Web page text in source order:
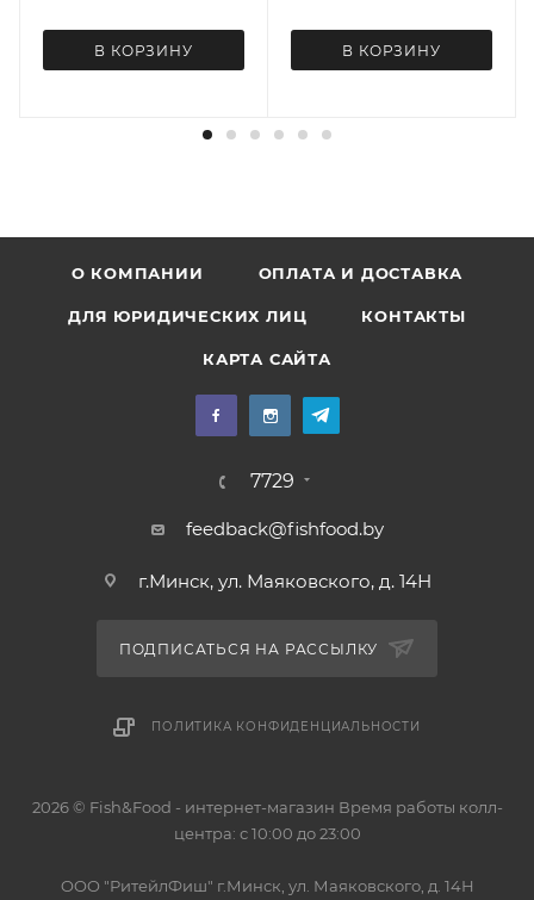
В КОРЗИНУ В КОРЗИНУ
О КОМПАНИИ ОПЛАТА И ДОСТАВКА
ДЛЯ ЮРИДИЧЕСКИХ ЛИЦ КОНТАКТЫ
КАРТА САЙТА
7729
feedback@fishfood.by
г.Минск, ул. Маяковского, д. 14Н
ПОДПИСАТЬСЯ НА РАССЫЛКУ
ПОЛИТИКА КОНФИДЕНЦИАЛЬНОСТИ
2026 © Fish&Food - интернет-магазин Время работы колл-
центра: с 10:00 до 23:00
OOO "РитейлФиш" г.Минск, ул. Маяковского, д. 14Н